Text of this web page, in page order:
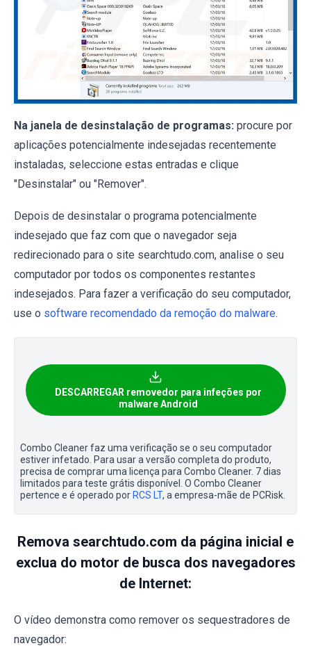
Na janela de desinstalação de programas: procure por
aplicações potencialmente indesejadas recentemente
instaladas, seleccione estas entradas e clique
"Desinstalar" ou "Remover".
Depois de desinstalar o programa potencialmente
indesejado que faz com que o navegador seja
redirecionado para o site searchtudo.com, analise o seu
computador por todos os componentes restantes
indesejados. Para fazer a verificação do seu computador,
use o software recomendado da remoção do malware.
DESCARREGAR removedor para infeções por
malware Android
Combo Cleaner faz uma verificação se o seu computador
estiver infetado. Para usar a versão completa do produto,
precisa de comprar uma licença para Combo Cleaner. 7 dias
limitados para teste grátis disponível. O Combo Cleaner
pertence e é operado por RCS LT, a empresa-mãe de PCRisk.
Remova searchtudo.com da página inicial e
exclua do motor de busca dos navegadores
de Internet:
O vídeo demonstra como remover os sequestradores de
navegador: